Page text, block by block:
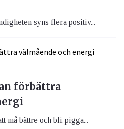
syns flera positiv...
förbättra
må bättre och bli pigga...